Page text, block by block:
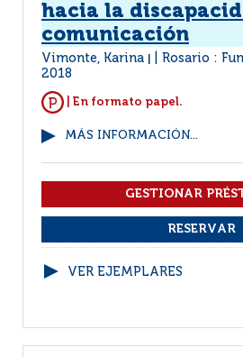
hacia la
comunicación
Vimonte, Karina Rosario :
2018
| En formato papel.
MÁS INFORMACIÓN...
VER EJEMPLARES